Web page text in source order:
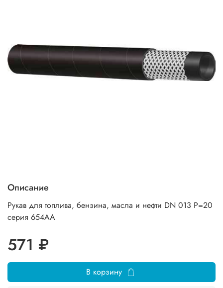
Описание
Рукав для топлива, бензина, масла и нефти DN 013 P=20
серия 654АА
571 ₽
В корзину